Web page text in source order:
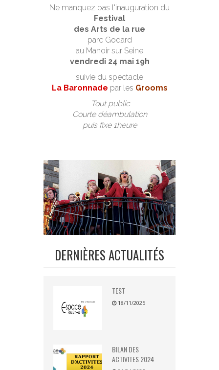
Ne manquez pas l'inauguration du
Festival
des Arts de la rue
parc Godard
au Manoir sur Seine
vendredi 24 mai 19h
suivie du spectacle
La Baronnade par les Grooms
Tout public
Courte déambulation
puis fixe 1heure
DERNIÈRES ACTUALITÉS
TEST
18/11/2025
BILAN DES
ACTIVITES 2024